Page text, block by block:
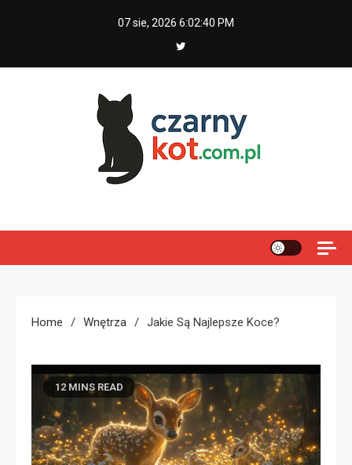
07 sie, 2026 6:02:41 PM
Home Wnętrza Jakie Są Najlepsze Koce?
12 MINS READ